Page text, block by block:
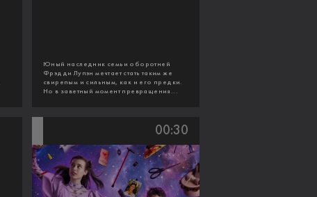
Юный наследник семьи оборотней
Фрэдди Лупэн мечтает стать таким же
свирепым и сильным, как и его предки.
Но в заветный момент превращения...
00:30